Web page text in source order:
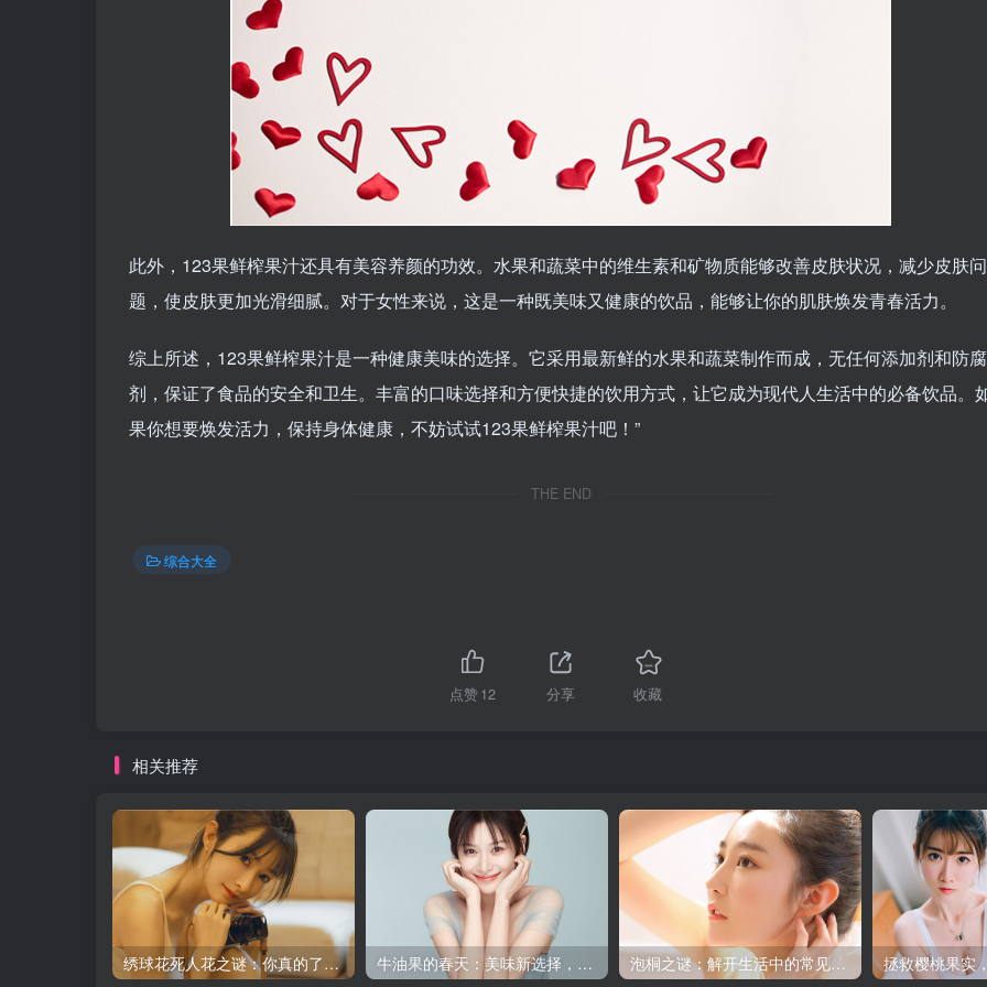
此外，123果鲜榨果汁还具有美容养颜的功效。水果和蔬菜中的维生素和矿物质能够改善皮肤状况，减少皮肤问
题，使皮肤更加光滑细腻。对于女性来说，这是一种既美味又健康的饮品，能够让你的肌肤焕发青春活力。
综上所述，123果鲜榨果汁是一种健康美味的选择。它采用最新鲜的水果和蔬菜制作而成，无任何添加剂和防腐
剂，保证了食品的安全和卫生。丰富的口味选择和方便快捷的饮用方式，让它成为现代人生活中的必备饮品。
果你想要焕发活力，保持身体健康，不妨试试123果鲜榨果汁吧！”
THE END
综合大全
点赞12 分享 收藏
相关推荐
绣球花死人花之谜：你真的了解它吗？ 牛油果的春天：美味新选择，健康新风尚 泡桐之谜：解开生活中的常见现象